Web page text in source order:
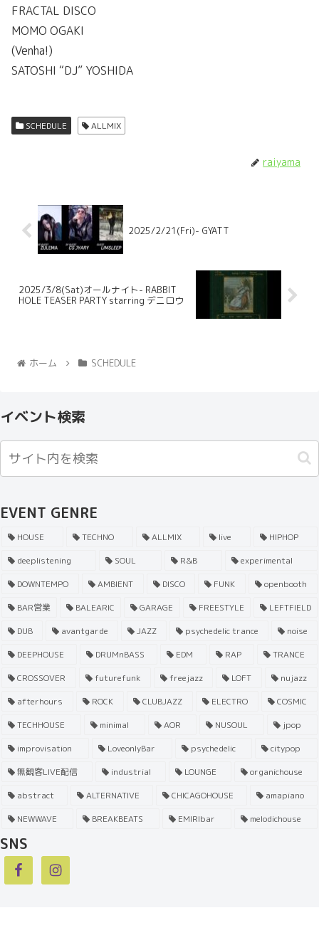
FRACTAL DISCO
MOMO OGAKI
(Venha!)
SATOSHI “DJ” YOSHIDA
SCHEDULE ALLMIX
raiyama
2025/2/21(Fri)- GYATT
2025/3/8(Sat)オールナイト- RABBIT
HOLE TEASER PARTY starring デニロウ
ホーム SCHEDULE
イベント検索
EVENT GENRE
HOUSE TECHNO ALLMIX live
HIPHOP
deeplistening
SOUL R&B
experimental
DOWNTEMPO
AMBIENT DISCO FUNK
openbooth
BAR営業
BALEARIC GARAGE FREESTYLE
LEFTFIELD
DUB
avantgarde JAZZ psychedelic trance
noise
DEEPHOUSE
DRUMnBASS EDM RAP
TRANCE
CROSSOVER
futurefunk freejazz LOFT
nujazz
afterhours
ROCK CLUBJAZZ ELECTRO
COSMIC
TECHHOUSE
minimal AOR NUSOUL
jpop
improvisation
LoveonlyBar psychedelic
citypop
無観客LIVE配信
industrial LOUNGE
organichouse
abstract
ALTERNATIVE CHICAGOHOUSE
amapiano
NEWWAVE
BREAKBEATS EMIRIbar melodichouse
SNS